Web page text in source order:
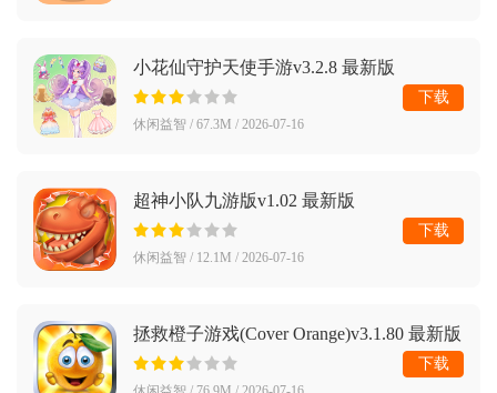
小花仙守护天使手游v3.2.8 最新版
休闲益智 / 67.3M / 2026-07-16
下载
超神小队九游版v1.02 最新版
休闲益智 / 12.1M / 2026-07-16
下载
拯救橙子游戏(Cover Orange)v3.1.80 最新版
下载